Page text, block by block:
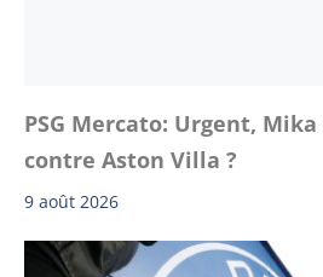
PSG Mercato: Urgent,
contre Aston Villa ?
9 août 2026